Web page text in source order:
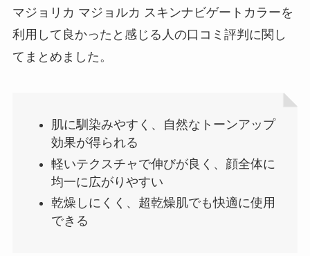
マジョリカ マジョルカ スキンナビゲートカラーを
利用して良かったと感じる人の口コミ評判に関し
てまとめました。
肌に馴染みやすく、自然なトーンアップ
効果が得られる
軽いテクスチャで伸びが良く、顔全体に
均一に広がりやすい
乾燥しにくく、超乾燥肌でも快適に使用
できる